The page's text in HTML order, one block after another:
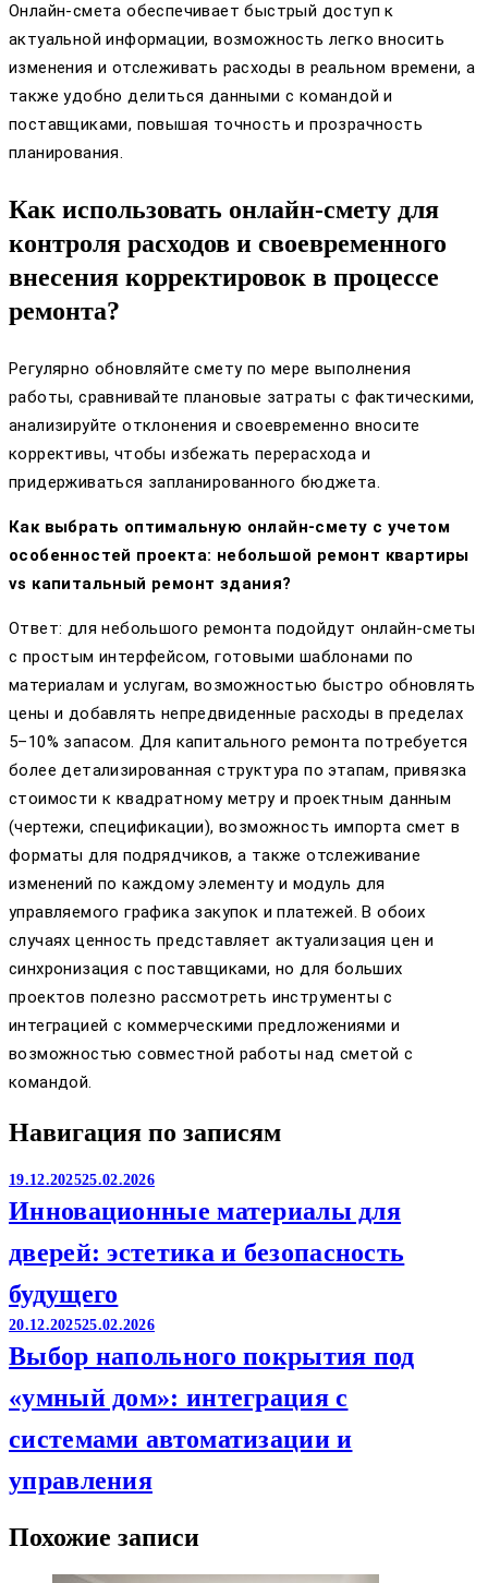
Онлайн-смета обеспечивает быстрый доступ к
актуальной информации, возможность легко вносить
изменения и отслеживать расходы в реальном времени, а
также удобно делиться данными с командой и
поставщиками, повышая точность и прозрачность
планирования.
Как использовать онлайн-смету для
контроля расходов и своевременного
внесения корректировок в процессе
ремонта?
Регулярно обновляйте смету по мере выполнения
работы, сравнивайте плановые затраты с фактическими,
анализируйте отклонения и своевременно вносите
коррективы, чтобы избежать перерасхода и
придерживаться запланированного бюджета.
Как выбрать оптимальную онлайн-смету с учетом
особенностей проекта: небольшой ремонт квартиры
vs капитальный ремонт здания?
Ответ: для небольшого ремонта подойдут онлайн-сметы
с простым интерфейсом, готовыми шаблонами по
материалам и услугам, возможностью быстро обновлять
цены и добавлять непредвиденные расходы в пределах
5–10% запасом. Для капитального ремонта потребуется
более детализированная структура по этапам, привязка
стоимости к квадратному метру и проектным данным
(чертежи, спецификации), возможность импорта смет в
форматы для подрядчиков, а также отслеживание
изменений по каждому элементу и модуль для
управляемого графика закупок и платежей. В обоих
случаях ценность представляет актуализация цен и
синхронизация с поставщиками, но для больших
проектов полезно рассмотреть инструменты с
интеграцией с коммерческими предложениями и
возможностью совместной работы над сметой с
командой.
Навигация по записям
19.12.202525.02.2026
Инновационные материалы для
дверей: эстетика и безопасность
будущего
20.12.202525.02.2026
Выбор напольного покрытия под
«умный дом»: интеграция с
системами автоматизации и
управления
Похожие записи